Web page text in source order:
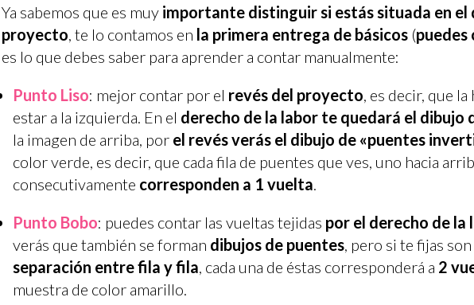
Ya sabemos que es muy importante distinguir si estás situada en el
proyecto, te lo contamos en la primera entrega de básicos(puedes
es lo que debes saber para aprender a contar manualmente:
Punto Liso: mejor contar por el revés del proyecto, es decir, que
estar a la izquierda. En el derecho de la labor te quedará el dibujo
la imagen de arriba, por el revés verás el dibujo de «puentes
color verde, es decir, que cada fila de puentes que ves, uno hacia
consecutivamente corresponden a 1 vuelta.
Punto Bobo: puedes contar las vueltas tejidas por el derecho de la
verás que también se forman dibujos de puentes, pero si te fijas son
separación entre fila y fila, cada una de éstas corresponderá a 2
muestra de color amarillo.